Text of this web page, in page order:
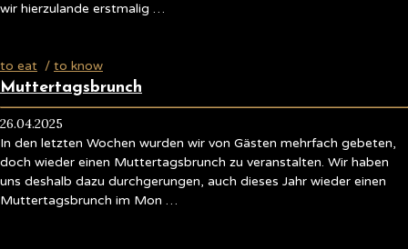
wir hierzulande erstmalig …
to eat / to know
Muttertagsbrunch
26.04.2025
In den letzten Wochen wurden wir von Gästen mehrfach gebeten,
doch wieder einen Muttertagsbrunch zu veranstalten. Wir haben
uns deshalb dazu durchgerungen, auch dieses Jahr wieder einen
Muttertagsbrunch im Mon …